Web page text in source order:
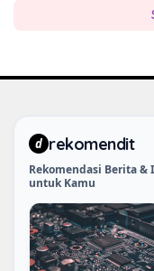
d rekomendit
Rekomendasi Berita &
untuk Kamu